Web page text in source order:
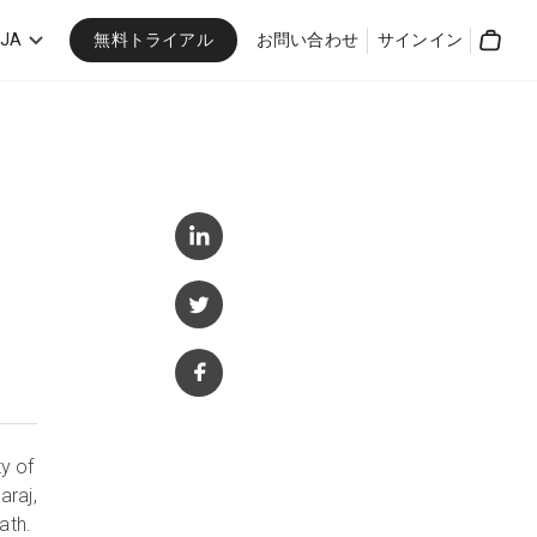
JA 無料トライアル お問い合わせ サインイン
of